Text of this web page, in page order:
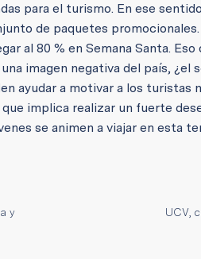
para el turismo. En ese
de paquetes
al 80 % en Semana Santa.
imagen negativa del país, ¿el
ayudar a motivar a los turistas
implica realizar un fuerte
se animen a viajar en esta
y
UCV,